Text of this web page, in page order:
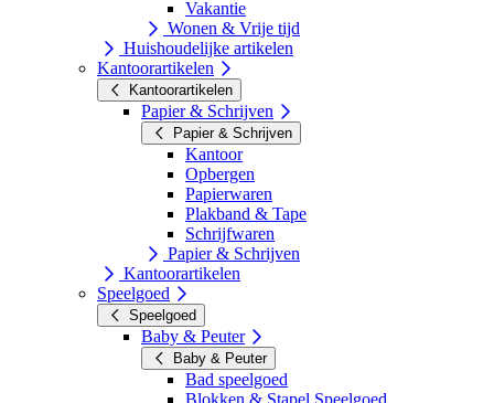
Vakantie
Wonen & Vrije tijd
Huishoudelijke artikelen
Kantoorartikelen
Kantoorartikelen
Papier & Schrijven
Papier & Schrijven
Kantoor
Opbergen
Papierwaren
Plakband & Tape
Schrijfwaren
Papier & Schrijven
Kantoorartikelen
Speelgoed
Speelgoed
Baby & Peuter
Baby & Peuter
Bad speelgoed
Blokken & Stapel Speelgoed